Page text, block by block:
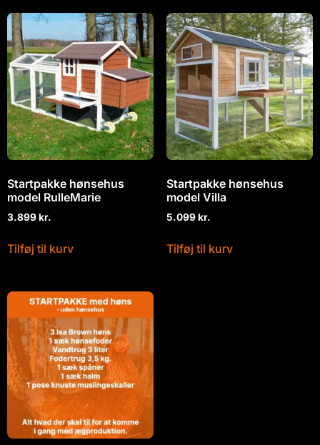
Startpakke hønsehus
model RulleMarie
3.899kr.
Tilføj til kurv
Startpakke hønsehus
model Villa
5.099kr.
Tilføj til kurv